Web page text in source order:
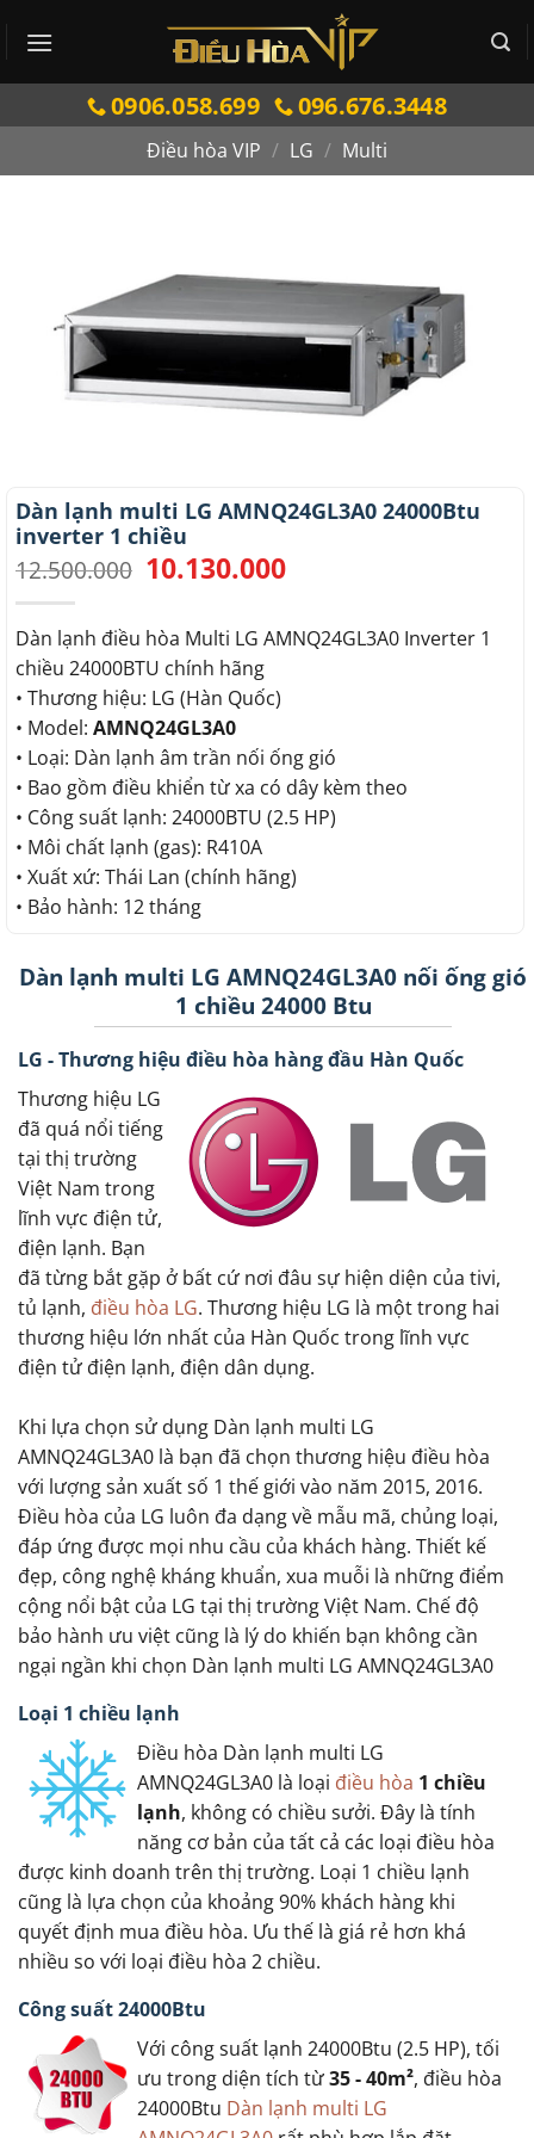
qua
0906.058.699 096.676.3448
Điều hòa VIP / LG / Multi
Dàn lạnh multi LG AMNQ24GL3A0 24000Btu
inverter 1 chiều
12.500.000 Giá
gốc
12.500.000.
10.130.000Giá
là:
10.130.000.
Dàn lạnh điều hòa Multi LG AMNQ24GL3A0 Inverter 1
chiều 24000BTU chính hãng
• Thương hiệu: LG (Hàn Quốc)
• Model: AMNQ24GL3A0
• Loại: Dàn lạnh âm trần nối ống gió
• Bao gồm điều khiển từ xa có dây kèm theo
• Công suất lạnh: 24000BTU (2.5 HP)
• Môi chất lạnh (gas): R410A
• Xuất xứ: Thái Lan (chính hãng)
• Bảo hành: 12 tháng
Dàn lạnh multi LG AMNQ24GL3A0 nối ống gió
1 chiều 24000 Btu
LG - Thương hiệu điều hòa hàng đầu Hàn Quốc
Thương hiệu LG
đã quá nổi tiếng
tại thị trường
Việt Nam trong
lĩnh vực điện tử,
điện lạnh. Bạn
đã từng bắt gặp ở bất cứ nơi đâu sự hiện diện của tivi,
tủ lạnh, điều hòa LG. Thương hiệu LG là một trong hai
thương hiệu lớn nhất của Hàn Quốc trong lĩnh vực
điện tử điện lạnh, điện dân dụng.
Khi lựa chọn sử dụng Dàn lạnh multi LG
AMNQ24GL3A0 là bạn đã chọn thương hiệu điều hòa
với lượng sản xuất số 1 thế giới vào năm 2015, 2016.
Điều hòa của LG luôn đa dạng về mẫu mã, chủng loại,
đáp ứng được mọi nhu cầu của khách hàng. Thiết kế
đẹp, công nghệ kháng khuẩn, xua muỗi là những điểm
cộng nổi bật của LG tại thị trường Việt Nam. Chế độ
bảo hành ưu việt cũng là lý do khiến bạn không cần
ngại ngần khi chọn Dàn lạnh multi LG AMNQ24GL3A0
Loại 1 chiều lạnh
Điều hòa Dàn lạnh multi LG
AMNQ24GL3A0 là loại điều hòa 1 chiều
lạnh, không có chiều sưởi. Đây là tính
năng cơ bản của tất cả các loại điều hòa
được kinh doanh trên thị trường. Loại 1 chiều lạnh
cũng là lựa chọn của khoảng 90% khách hàng khi
quyết định mua điều hòa. Ưu thế là giá rẻ hơn khá
nhiều so với loại điều hòa 2 chiều.
Công suất 24000Btu
Với công suất lạnh 24000Btu (2.5 HP), tối
ưu trong diện tích từ35 - 40m², điều hòa
24000Btu Dàn lạnh multi LG